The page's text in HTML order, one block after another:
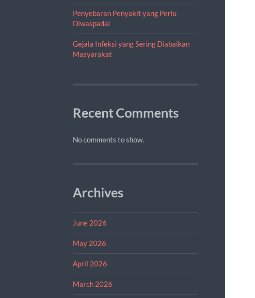
Penyebaran Penyakit yang Perlu
Diwaspadai
Gejala Infeksi yang Sering Diabaikan
Masyarakat
Recent Comments
No comments to show.
Archives
June 2026
May 2026
April 2026
March 2026